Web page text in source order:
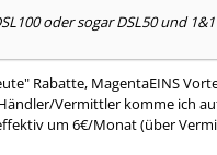
oder sogar DSL50 und
Rabatte, MagentaEINS
Vermittler komme ich
um 6€/Monat (über